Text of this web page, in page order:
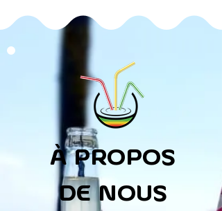
À PROPOS
DE NOUS